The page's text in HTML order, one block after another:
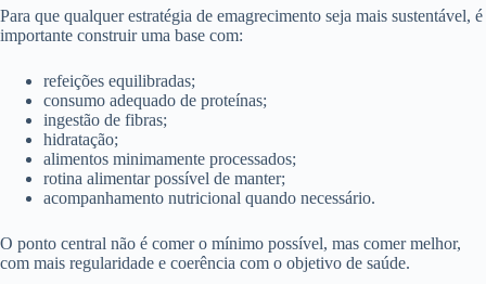
Para que qualquer estratégia de emagrecimento seja mais sustentável, é
importante construir uma base com:
refeições equilibradas;
consumo adequado de proteínas;
ingestão de fibras;
hidratação;
alimentos minimamente processados;
rotina alimentar possível de manter;
acompanhamento nutricional quando necessário.
O ponto central não é comer o mínimo possível, mas comer melhor,
com mais regularidade e coerência com o objetivo de saúde.